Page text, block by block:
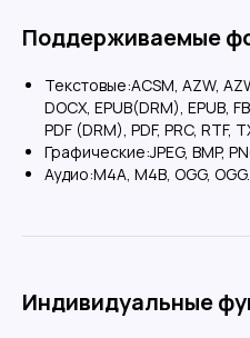
Поддерживаемые
Текстовые:ACSM, AZW,
DOCX, EPUB(DRM), EPUB,
PDF (DRM), PDF, PRC, RTF,
Графические:JPEG, BMP,
Аудио:M4A, M4B, OGG,
Индивидуальные